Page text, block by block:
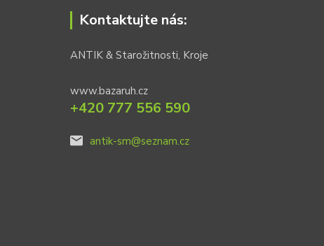
Kontaktujte nás:
ANTIK & Starožitnosti, Kroje
www.bazaruh.cz
+420 777 556 590
antik-sm@seznam.cz